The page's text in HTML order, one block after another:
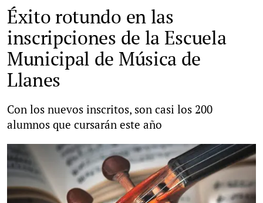
Éxito rotundo en las
inscripciones de la Escuela
Municipal de Música de
Llanes
Con los nuevos inscritos, son casi los 200
alumnos que cursarán este año